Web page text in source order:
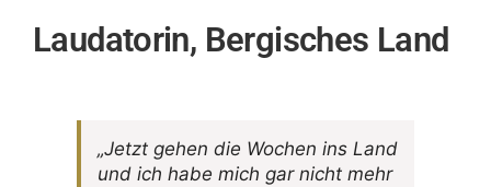
Laudatorin, Bergisches Land
„Jetzt gehen die Wochen ins Land
und ich habe mich gar nicht mehr